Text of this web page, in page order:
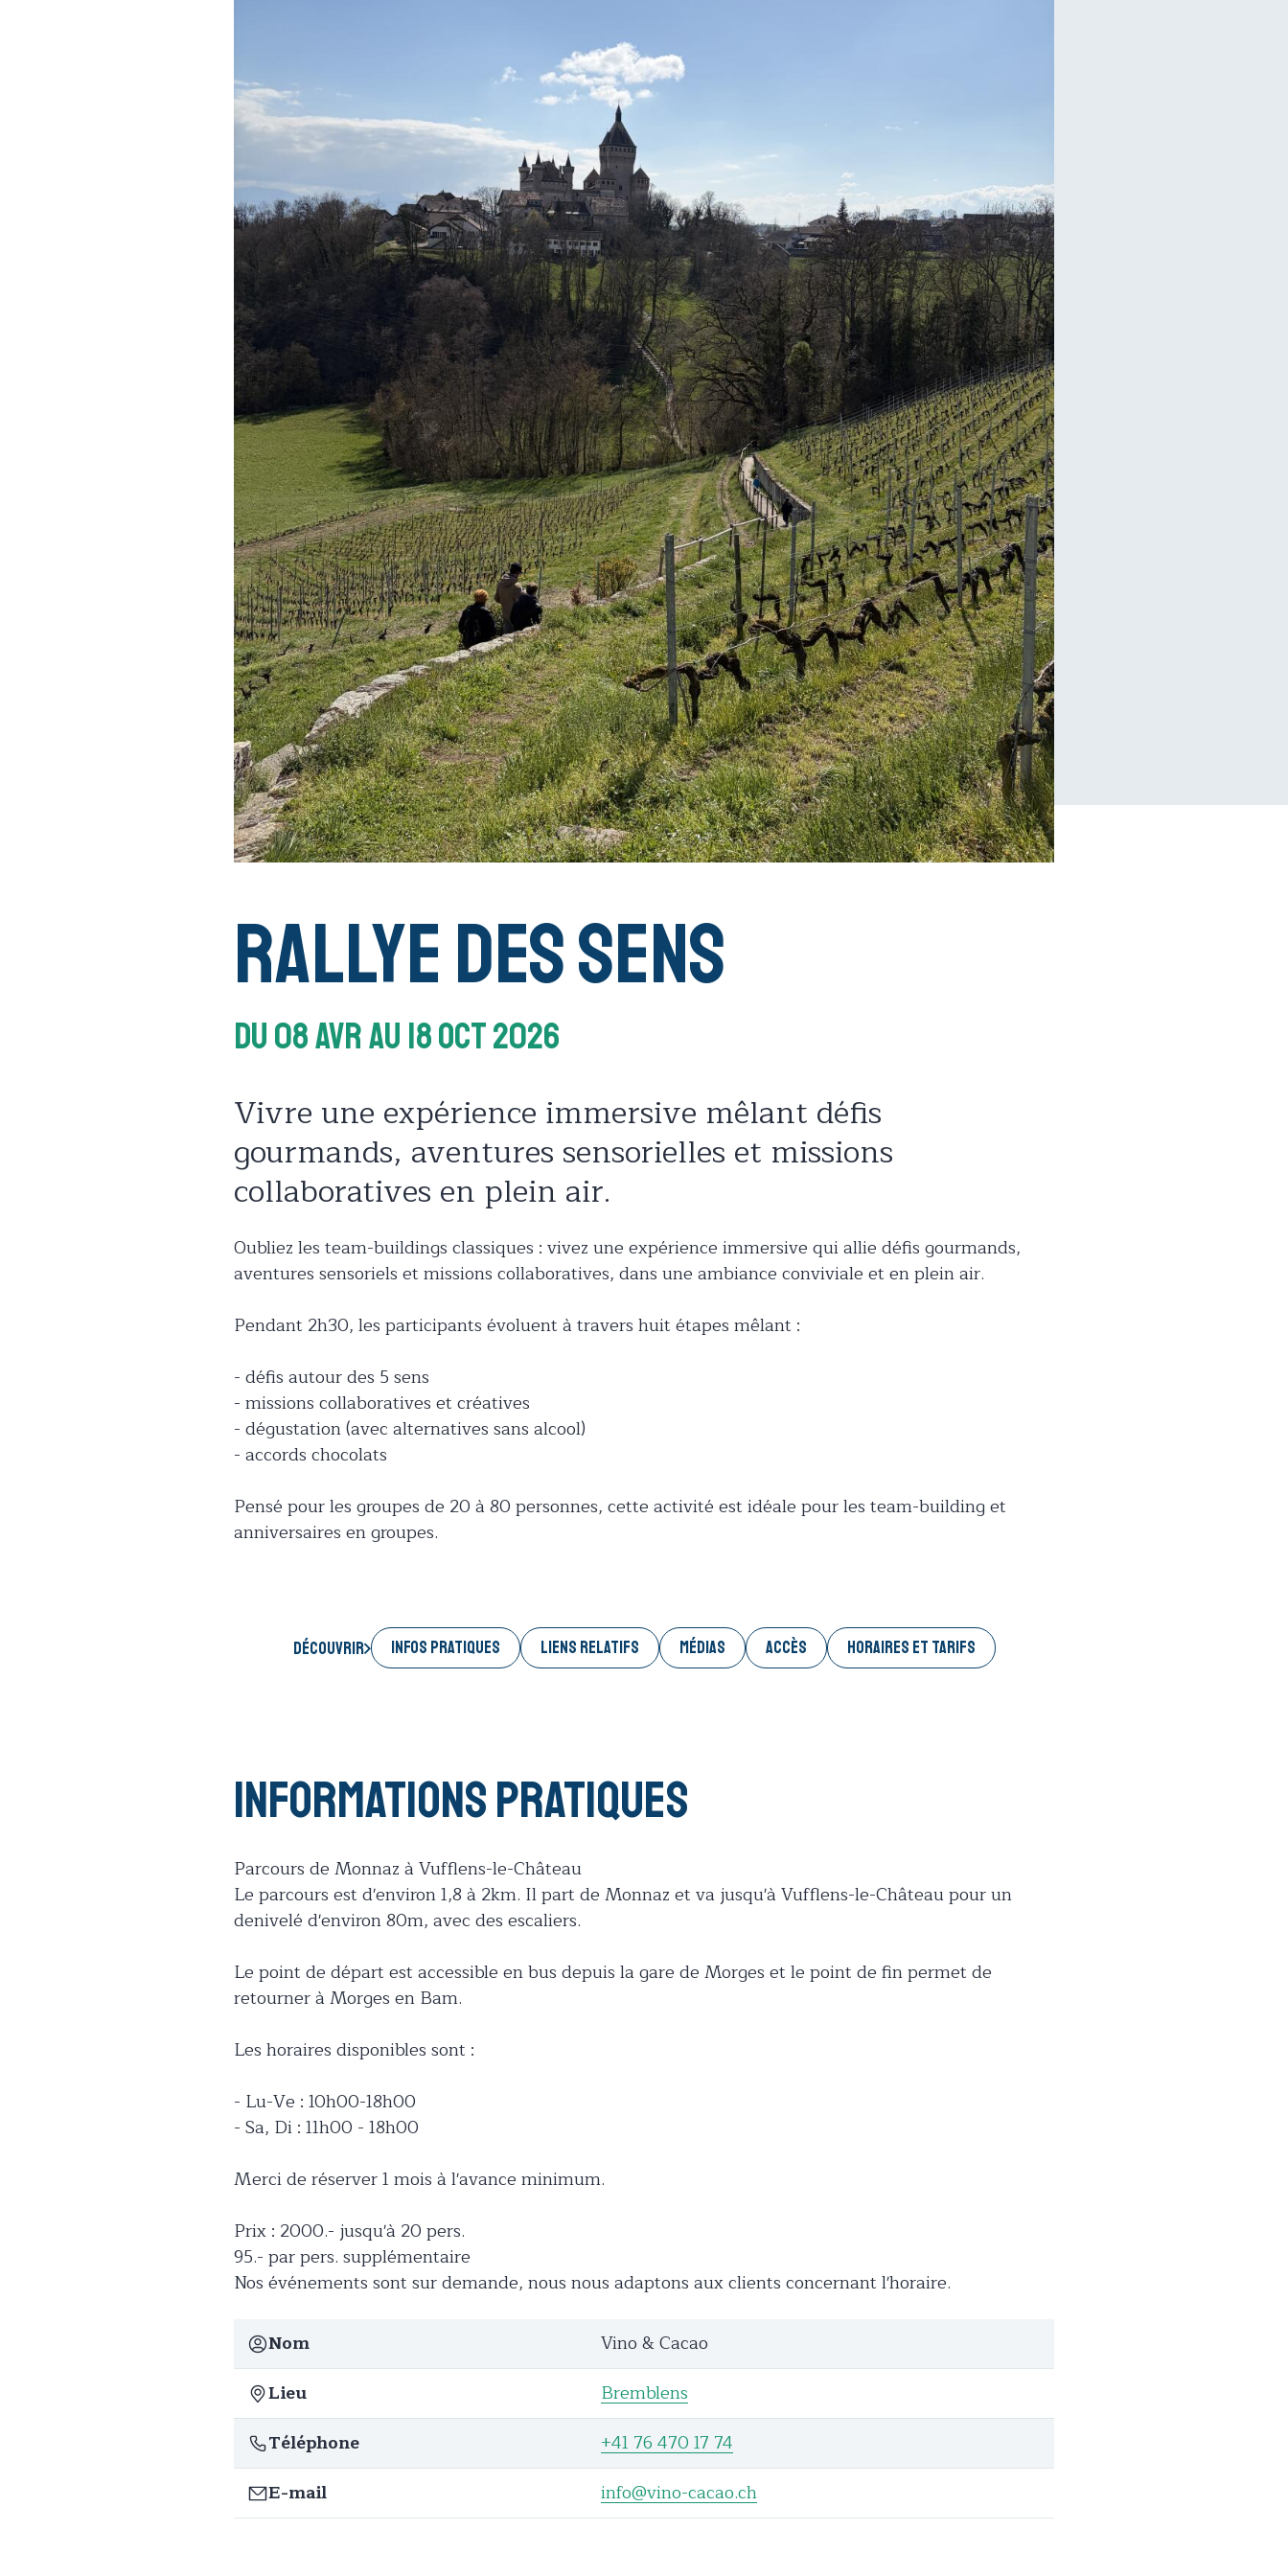
Rallye des Sens
Du 08 AvrAu 18 Oct 2026
Vivre une expérience immersive mêlant défis
gourmands, aventures sensorielles et missions
collaboratives en plein air.
Oubliez les team-buildings classiques : vivez une expérience immersive qui allie défis gourmands,
aventures sensoriels et missions collaboratives, dans une ambiance conviviale et en plein air.
Pendant 2h30, les participants évoluent à travers huit étapes mêlant :
- défis autour des 5 sens
- missions collaboratives et créatives
- dégustation (avec alternatives sans alcool)
- accords chocolats
Pensé pour les groupes de 20 à 80 personnes, cette activité est idéale pour les team-building et
anniversaires en groupes.
Découvrir INFOS PRATIQUES LIENS RELATIFS MÉDIAS ACCÈS HORAIRES ET TARIFS
Informations pratiques
Parcours de Monnaz à Vufflens-le-Château
Le parcours est d'environ 1,8 à 2km. Il part de Monnaz et va jusqu'à Vufflens-le-Château pour un
denivelé d'environ 80m, avec des escaliers.
Le point de départ est accessible en bus depuis la gare de Morges et le point de fin permet de
retourner à Morges en Bam.
Les horaires disponibles sont :
- Lu-Ve : 10h00-18h00
- Sa, Di : 11h00 - 18h00
Merci de réserver 1 mois à l'avance minimum.
Prix : 2000.- jusqu'à 20 pers.
95.- par pers. supplémentaire
Nos événements sont sur demande, nous nous adaptons aux clients concernant l'horaire.
Nom
Vino & Cacao
Lieu
Bremblens
Téléphone
+41 76 470 17 74
E-mail
info@vino-cacao.ch